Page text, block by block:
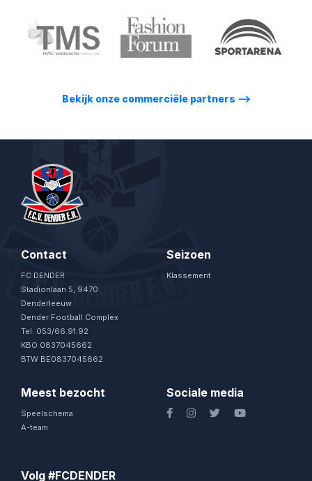
Bekijk onze commerciële partners ⟶
Contact
FC DENDER
Stadionlaan 5, 9470
Denderleeuw
Dender Football Complex
Tel. 053/66.91.92
KBO 0837045662
BTW BE0837045662
Seizoen
Klassement
Meest bezocht
Speelschema
A-team
Sociale media
Volg #FCDENDER